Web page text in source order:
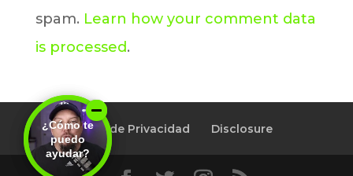
spam. Learn how your comment data
is processed.
Política de Privacidad Disclosure
¿Cómo te
puedo
ayudar?
¿Cómo te
puedo
ayudar?